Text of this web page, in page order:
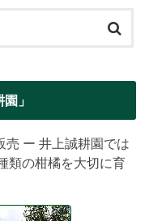
」
売 ー 井上誠耕園では
類の柑橘を大切に育